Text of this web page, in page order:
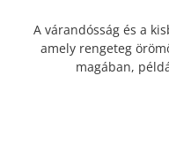
A várandósság és a
amely rengeteg
magában,